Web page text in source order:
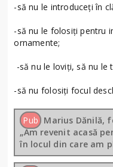
-să nu le introduceți în
-să nu le folosiți pentru
ornamente;
-să nu le loviți, să nu le
-să nu folosiți focul
Pub Marius Dănilă,
„Am revenit acasă
în locul din care am